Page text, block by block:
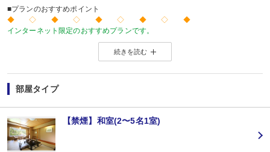
■プランのおすすめポイント
◆ ◇ ◆ ◇ ◆ ◇ ◆ ◇ ◆
インターネット限定のおすすめプランです。
温泉旅館から市内のホテルまで人気のお宿をご用意！
※店頭・電話・メールでのお問合せや申込みは出来ません。
◆ ◇ ◆ ◇ ◆ ◇ ◆ ◇ ◆
■夕食
場所:
その他（レストラン又は広間）
内容:
和食会席
【時間】18:00～又は18:30～
■朝食
場所:
続きを読む
部屋タイプ
【禁煙】和室(2〜5名1室)